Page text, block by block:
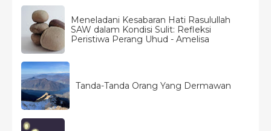
Meneladani Kesabaran Hati Rasulullah
SAW dalam Kondisi Sulit: Refleksi
Peristiwa Perang Uhud - Amelisa
Tanda-Tanda Orang Yang Dermawan